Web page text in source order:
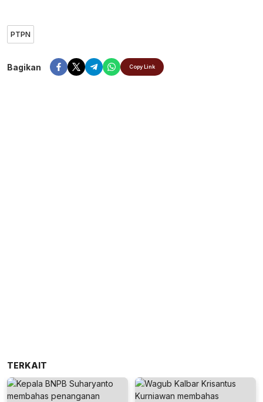
PTPN
Bagikan Copy Link
TERKAIT